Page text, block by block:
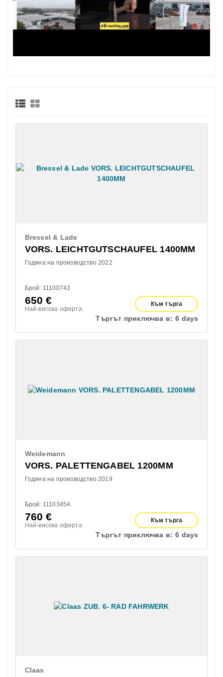
Bressel & Lade
VORS. LEICHTGUTSCHAUFEL 1400MM
Година на производство 2022
Брой: 11100743
650€
Най-висока оферта
Към търга
Търгът приключва в: 6 days
Weidemann
VORS. PALETTENGABEL 1200MM
Година на производство 2019
Брой: 11103454
760€
Най-висока оферта
Към търга
Търгът приключва в: 6 days
Claas